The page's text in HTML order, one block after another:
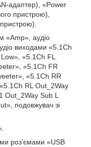
адаптер), «Power
пристрою),
«Amp», аудіо
виходами «5.1Ch
«5.1Ch FL
«5.1Ch FR
«5.1Ch RR
RL Out_2Way
Out_2Way Sub L
подовжувач зі
роз’ємами «USB